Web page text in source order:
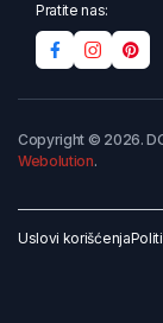
Pratite nas:
Copyright © 2026.
Webolution.
Uslovi korišćenja